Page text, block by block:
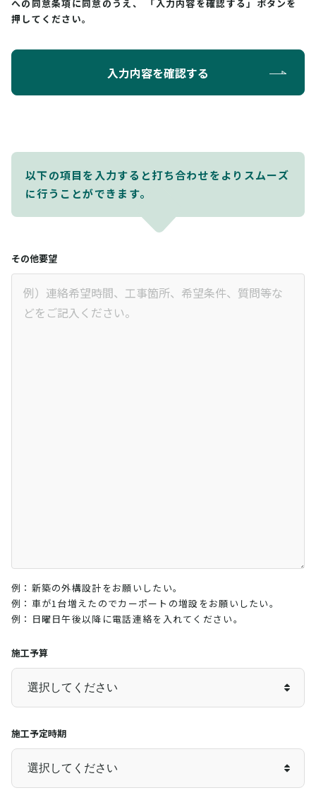
への同意条項に同意のうえ、
「入力内容を確認する」ボタンを
押してください。
入力内容を確認する
以下の項目を入力すると打ち合わせをよりスムーズ
に行うことができます。
その他要望
例：新築の外構設計をお願いしたい。
例：車が1台増えたのでカーポートの増設をお願いしたい。
例：日曜日午後以降に電話連絡を入れてください。
施工予算
施工予定時期